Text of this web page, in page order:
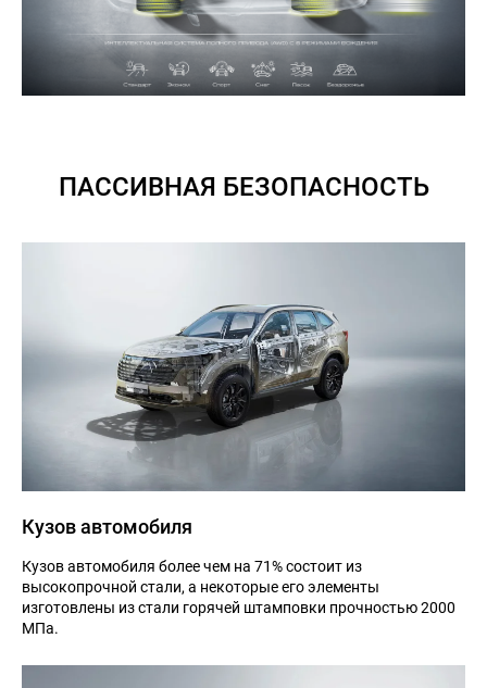
ПАССИВНАЯ БЕЗОПАСНОСТЬ
Кузов автомобиля
Кузов автомобиля более чем на 71% состоит из
высокопрочной стали, а некоторые его элементы
изготовлены из стали горячей штамповки прочностью 2000
МПа.